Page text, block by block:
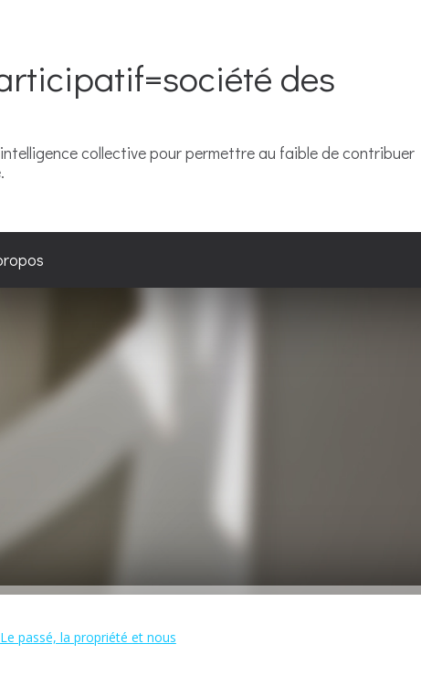
des
collective pour permettre au faible de contribuer
Le passé, la propriété et nous